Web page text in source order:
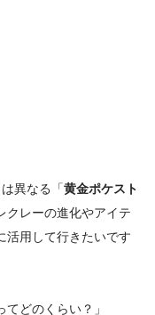
異なる「黄金ポケスト
クレーの進化やアイテ
活用して行きたいです
どのくらい？」